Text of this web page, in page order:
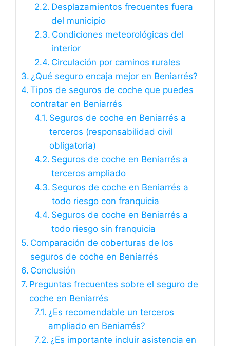
Desplazamientos frecuentes fuera
del municipio
Condiciones meteorológicas del
interior
Circulación por caminos rurales
¿Qué seguro encaja mejor en Beniarrés?
Tipos de seguros de coche que puedes
contratar en Beniarrés
Seguros de coche en Beniarrés a
terceros (responsabilidad civil
obligatoria)
Seguros de coche en Beniarrés a
terceros ampliado
Seguros de coche en Beniarrés a
todo riesgo con franquicia
Seguros de coche en Beniarrés a
todo riesgo sin franquicia
Comparación de coberturas de los
seguros de coche en Beniarrés
Conclusión
Preguntas frecuentes sobre el seguro de
coche en Beniarrés
¿Es recomendable un terceros
ampliado en Beniarrés?
¿Es importante incluir asistencia en